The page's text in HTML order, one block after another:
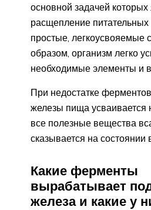
основной задачей которых
расщепление
простые, легкоусвояемые
образом, организм легко
необходимые элементы и
При недостатке
железы пища усваивается
все полезные вещества
сказывается на состоянии
Какие ферменты
вырабатывает
железа и какие у